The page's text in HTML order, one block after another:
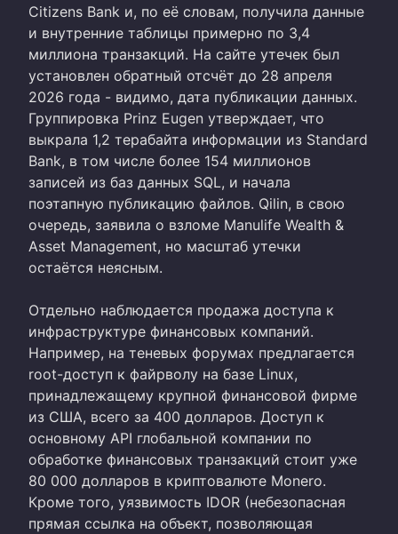
Citizens Bank и, по её словам, получила данные
и внутренние таблицы примерно по 3,4
миллиона транзакций. На сайте утечек был
установлен обратный отсчёт до 28 апреля
2026 года - видимо, дата публикации данных.
Группировка Prinz Eugen утверждает, что
выкрала 1,2 терабайта информации из Standard
Bank, в том числе более 154 миллионов
записей из баз данных SQL, и начала
поэтапную публикацию файлов. Qilin, в свою
очередь, заявила о взломе Manulife Wealth &
Asset Management, но масштаб утечки
остаётся неясным.
Отдельно наблюдается продажа доступа к
инфраструктуре финансовых компаний.
Например, на теневых форумах предлагается
root-доступ к файрволу на базе Linux,
принадлежащему крупной финансовой фирме
из США, всего за 400 долларов. Доступ к
основному API глобальной компании по
обработке финансовых транзакций стоит уже
80 000 долларов в криптовалюте Monero.
Кроме того, уязвимость IDOR (небезопасная
прямая ссылка на объект, позволяющая